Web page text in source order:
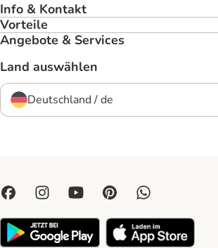
Info & Kontakt
Vorteile
Angebote & Services
Land auswählen
Deutschland / de